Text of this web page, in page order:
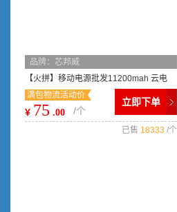
品牌：芯邦威
【火拼】移动电源批发11200mah 云电
112手机充电宝批发质保一年
满包物流活动价
¥ 75 .00 /个
立即下单
已售 18333 /个